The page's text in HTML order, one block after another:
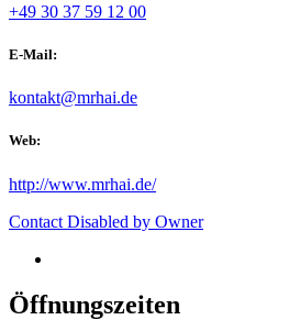
+49 30 37 59 12 00
E-Mail:
kontakt@mrhai.de
Web:
http://www.mrhai.de/
Contact Disabled by Owner
Öffnungszeiten